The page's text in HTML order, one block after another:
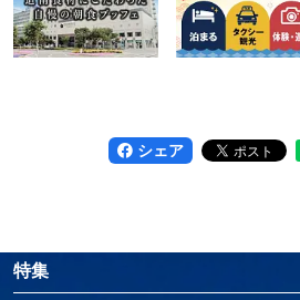
シェア
特集